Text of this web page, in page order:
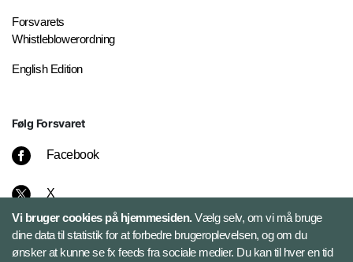
Forsvarets
Whistleblowerordning
English Edition
Følg Forsvaret
Facebook
X
Instagram
Vi bruger cookies på hjemmesiden.Vælg selv, om vi må bruge
dine data til statistik for at forbedre brugeroplevelsen, og om du
ønsker at kunne se fx feeds fra sociale medier. Du kan til hver en tid